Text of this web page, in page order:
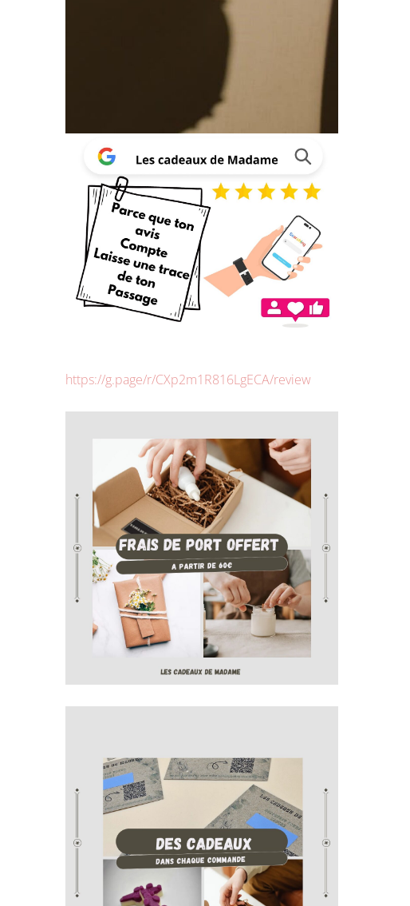
https://g.page/r/CXp2m1R816LgECA/review